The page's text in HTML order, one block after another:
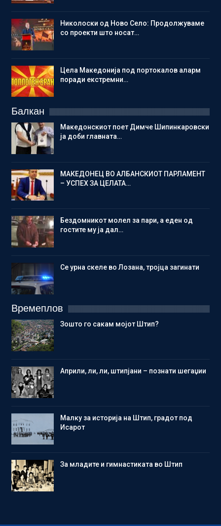
Николоски од Ново Село: Продолжуваме
со проекти што носат…
Цела Македонија под портокалов аларм
поради екстремни…
Балкан
Македонскиот поет Димче Шипинкаровски
ја доби главната…
МАКЕДОНЕЦ ВО АЛБАНСКИОТ ПАРЛАМЕНТ
– УСПЕХ ЗА ЦЕЛАТА…
Бездомникот молел за пари, а еден од
гостите му ја дал…
Се урна скеле во Лозана, тројца загинати
Времеплов
Зошто го сакам мојот Штип?
Aприли, ли, ли, штипјани – познати шегаџии
Малку за историја на Штип, градот под
Исарот
Зa младите и гимнастиката во Штип